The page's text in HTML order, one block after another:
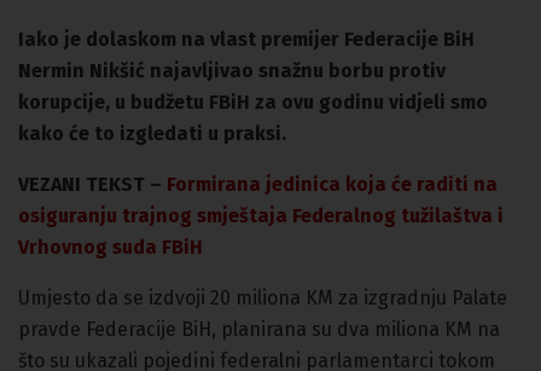
Iako je dolaskom na vlast premijer Federacije BiH
Nermin Nikšić najavljivao snažnu borbu protiv
korupcije, u budžetu FBiH za ovu godinu vidjeli smo
kako će to izgledati u praksi.
VEZANI TEKST – Formirana jedinica koja će raditi na
osiguranju trajnog smještaja Federalnog tužilaštva i
Vrhovnog suda FBiH
Umjesto da se izdvoji 20 miliona KM za izgradnju Palate
pravde Federacije BiH, planirana su dva miliona KM na
što su ukazali pojedini federalni parlamentarci tokom